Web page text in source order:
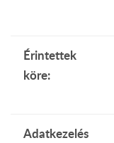
Érintettek
köre:
Adatkezelés